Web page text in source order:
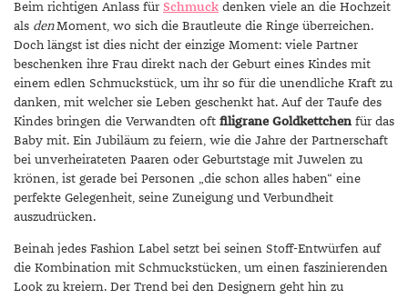
Beim richtigen Anlass für Schmuck denken viele an die Hochzeit
als denMoment, wo sich die Brautleute die Ringe überreichen.
Doch längst ist dies nicht der einzige Moment: viele Partner
beschenken ihre Frau direkt nach der Geburt eines Kindes mit
einem edlen Schmuckstück, um ihr so für die unendliche Kraft zu
danken, mit welcher sie Leben geschenkt hat. Auf der Taufe des
Kindes bringen die Verwandten oft filigrane Goldkettchen für das
Baby mit. Ein Jubiläum zu feiern, wie die Jahre der Partnerschaft
bei unverheirateten Paaren oder Geburtstage mit Juwelen zu
krönen, ist gerade bei Personen „die schon alles haben“ eine
perfekte Gelegenheit, seine Zuneigung und Verbundheit
auszudrücken.
Beinah jedes Fashion Label setzt bei seinen Stoff-Entwürfen auf
die Kombination mit Schmuckstücken, um einen faszinierenden
Look zu kreiern. Der Trend bei den Designern geht hin zu